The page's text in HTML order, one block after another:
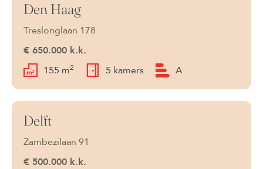
Verkocht
Den Haag
Treslonglaan 178
€ 650.000 k.k.
155 m2 5 kamers A
Verkocht
Delft
Zambezilaan 91
€ 500.000 k.k.